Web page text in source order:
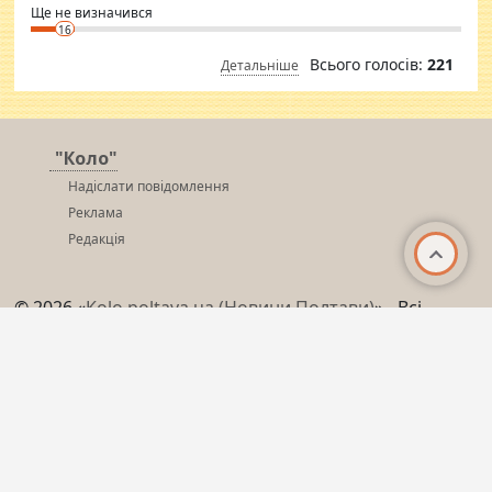
Ще не визначився
16
Детальніше Всього голосів: 221
"Коло"
Надіслати повідомлення
Реклама
Редакція
© 2026 «Kolo.poltava.ua (Новини Полтави)» - Всі